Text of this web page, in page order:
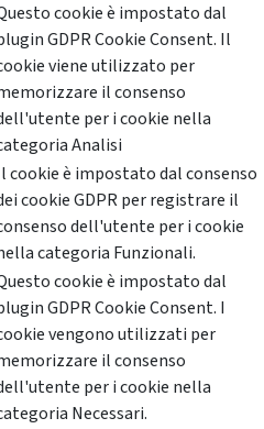
cookie è impostato dal
GDPR Cookie Consent. Il
viene utilizzato per
il consenso
per i cookie nella
Analisi
cookie è impostato dal consenso
cookie GDPR per registrare il
dell'utente per i cookie
categoria Funzionali.
cookie è impostato dal
GDPR Cookie Consent. I
vengono utilizzati per
il consenso
per i cookie nella
Necessari.